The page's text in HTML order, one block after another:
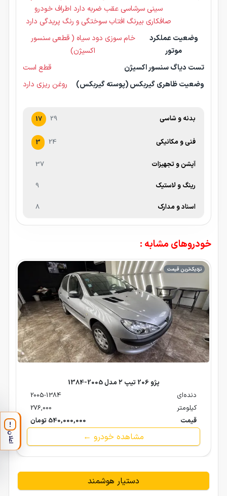
سینی سرشاسی عقب ضربه دارد اطراف خودرو
صافکاری بیرنگ افتاب سوختگی و رنگ پریدگی دارد
وضعیت عملکرد
موتور
خام سوزی دود سیاه ( قطعی سنسور
اکسیژن)
تست دیاگ سنسور اکسیژن
قطع است
وضعیت ظاهری گیربکس (پوسته گیربکس)
روغن ریزی دارد
بدنه و شاسی 29
17
فنی و مکانیکی 24
3
آپشن و تجهیزات 37
رینگ و لاستیک 9
اسناد و مدارک 8
خودروهای مشابه :
نزدیک‌ترین قیمت
پژو 206 تیپ ۲ مدل 2005-1384
دنده‌ای
2005-1384
کیلومتر
276,000
قیمت
540,000,000 تومان
مشاهده خودرو ←
دستیار هوشمند
!
اعلان